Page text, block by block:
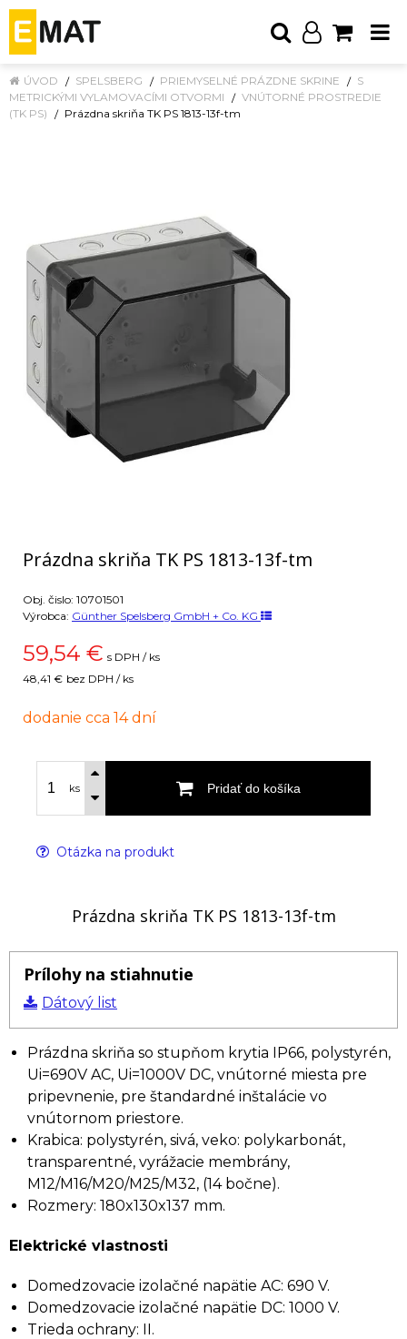
ÚVOD SPELSBERG PRIEMYSELNÉ PRÁZDNE SKRINE
S
METRICKÝMI VYLAMOVACÍMI OTVORMI
VNÚTORNÉ PROSTREDIE
(TK PS)
Prázdna skriňa TK PS 1813-13f-tm
Prázdna skriňa TK PS 1813-13f-tm
Obj. čislo: 10701501
Výrobca: Günther Spelsberg GmbH + Co. KG
59,54 € s DPH / ks
48,41 € bez DPH / ks
dodanie cca 14 dní
ks Pridať do košíka
Otázka na produkt
Prázdna skriňa TK PS 1813-13f-tm
Prílohy na stiahnutie
Dátový list
Prázdna skriňa so stupňom krytia IP66, polystyrén,
Ui=690V AC, Ui=1000V DC, vnútorné miesta pre
pripevnenie, pre štandardné inštalácie vo
vnútornom priestore.
Krabica: polystyrén, sivá, veko: polykarbonát,
transparentné, vyrážacie membrány,
M12/M16/M20/M25/M32, (14 bočne).
Rozmery: 180x130x137 mm.
Elektrické vlastnosti
Domedzovacie izolačné napätie AC: 690 V.
Domedzovacie izolačné napätie DC: 1000 V.
Trieda ochrany: II.